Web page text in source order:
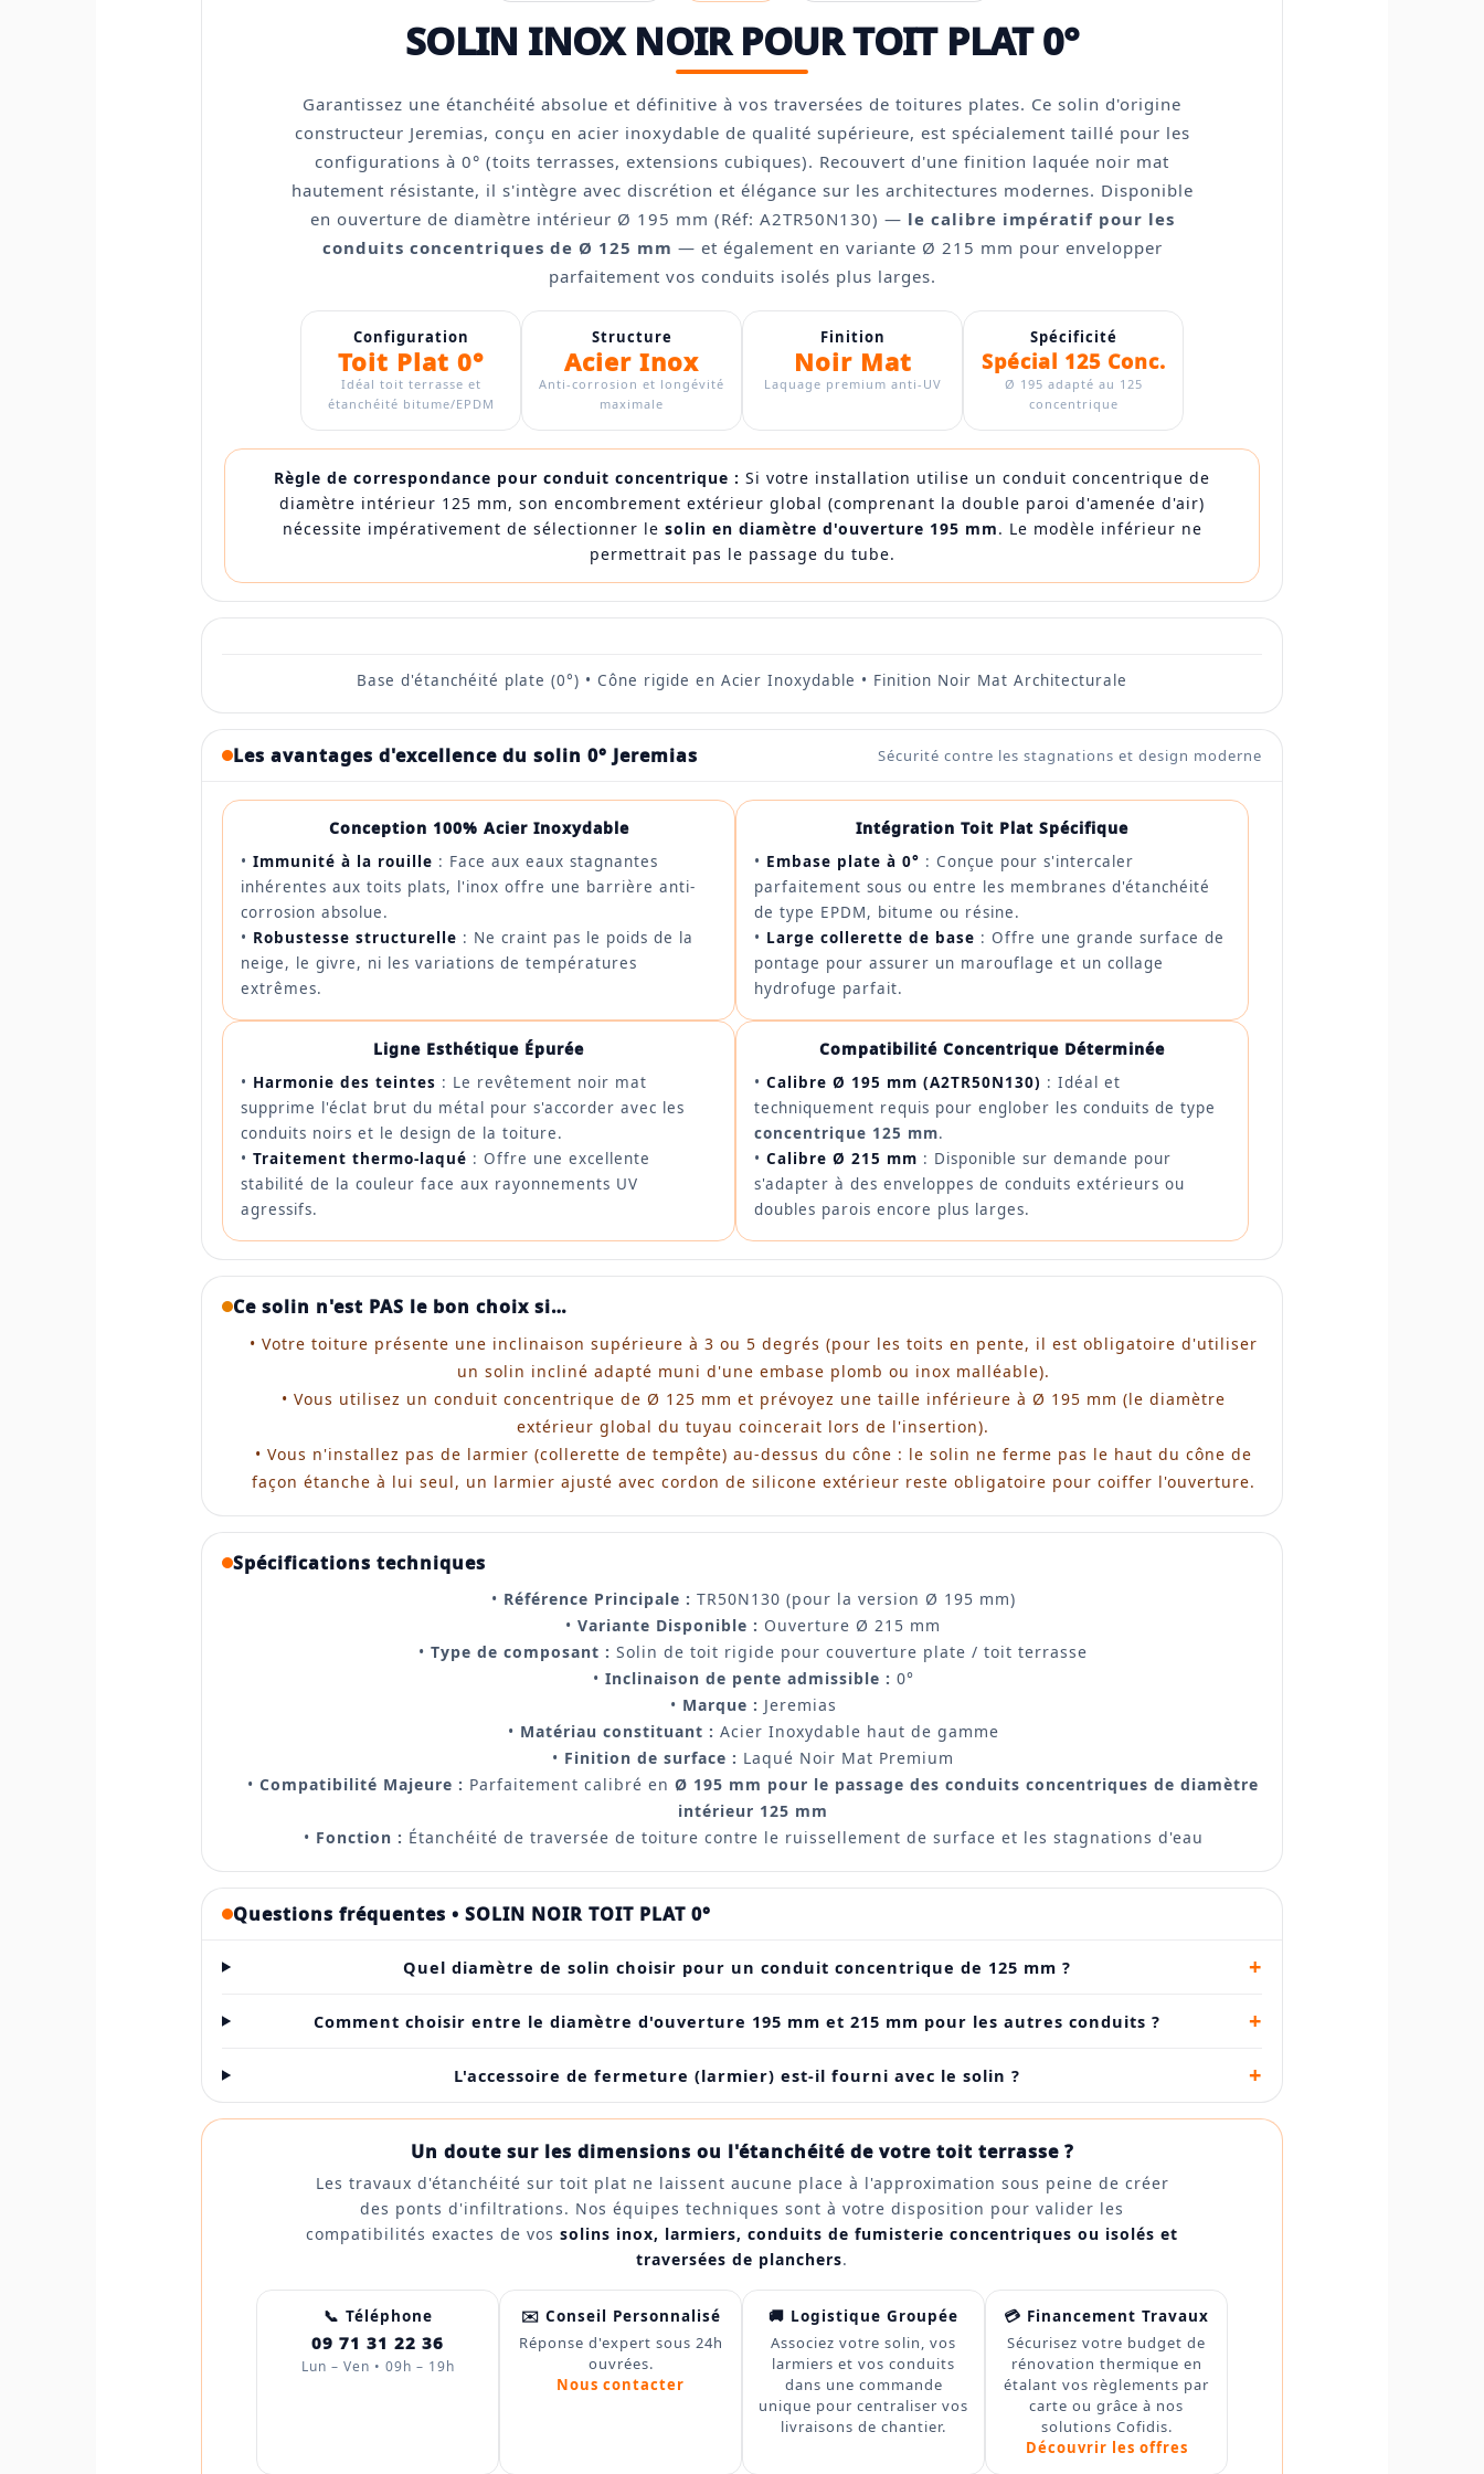
SOLIN INOX NOIR POUR TOIT PLAT 0°
Garantissez une étanchéité absolue et définitive à vos traversées de toitures plates. Ce solin d'origine
constructeur Jeremias, conçu en acier inoxydable de qualité supérieure, est spécialement taillé pour les
configurations à 0° (toits terrasses, extensions cubiques). Recouvert d'une finition laquée noir mat
hautement résistante, il s'intègre avec discrétion et élégance sur les architectures modernes. Disponible
en ouverture de diamètre intérieur Ø 195 mm (Réf: A2TR50N130) — le calibre impératif pour les
conduits concentriques de Ø 125 mm — et également en variante Ø 215 mm pour envelopper
parfaitement vos conduits isolés plus larges.
Configuration
Toit Plat 0°
Idéal toit terrasse et
étanchéité bitume/EPDM
Structure
Acier Inox
Anti-corrosion et longévité
maximale
Finition
Noir Mat
Laquage premium anti-UV
Spécificité
Spécial 125 Conc.
Ø 195 adapté au 125
concentrique
Règle de correspondance pour conduit concentrique : Si votre installation utilise un conduit concentrique de
diamètre intérieur 125 mm, son encombrement extérieur global (comprenant la double paroi d'amenée d'air)
nécessite impérativement de sélectionner le solin en diamètre d'ouverture 195 mm. Le modèle inférieur ne
permettrait pas le passage du tube.
Base d'étanchéité plate (0°) • Cône rigide en Acier Inoxydable • Finition Noir Mat Architecturale
Les avantages d'excellence du solin 0° Jeremias Sécurité contre les stagnations et design moderne
Conception 100% Acier Inoxydable
• Immunité à la rouille : Face aux eaux stagnantes
inhérentes aux toits plats, l'inox offre une barrière anti-
corrosion absolue.
• Robustesse structurelle : Ne craint pas le poids de la
neige, le givre, ni les variations de températures
extrêmes.
Intégration Toit Plat Spécifique
• Embase plate à 0° : Conçue pour s'intercaler
parfaitement sous ou entre les membranes d'étanchéité
de type EPDM, bitume ou résine.
• Large collerette de base : Offre une grande surface de
pontage pour assurer un marouflage et un collage
hydrofuge parfait.
Ligne Esthétique Épurée
• Harmonie des teintes : Le revêtement noir mat
supprime l'éclat brut du métal pour s'accorder avec les
conduits noirs et le design de la toiture.
• Traitement thermo-laqué : Offre une excellente
stabilité de la couleur face aux rayonnements UV
agressifs.
Compatibilité Concentrique Déterminée
• Calibre Ø 195 mm (A2TR50N130) : Idéal et
techniquement requis pour englober les conduits de type
concentrique 125 mm.
• Calibre Ø 215 mm : Disponible sur demande pour
s'adapter à des enveloppes de conduits extérieurs ou
doubles parois encore plus larges.
Ce solin n'est PAS le bon choix si…
• Votre toiture présente une inclinaison supérieure à 3 ou 5 degrés (pour les toits en pente, il est obligatoire d'utiliser
un solin incliné adapté muni d'une embase plomb ou inox malléable).
• Vous utilisez un conduit concentrique de Ø 125 mm et prévoyez une taille inférieure à Ø 195 mm (le diamètre
extérieur global du tuyau coincerait lors de l'insertion).
• Vous n'installez pas de larmier (collerette de tempête) au-dessus du cône : le solin ne ferme pas le haut du cône de
façon étanche à lui seul, un larmier ajusté avec cordon de silicone extérieur reste obligatoire pour coiffer l'ouverture.
Spécifications techniques
• Référence Principale : TR50N130 (pour la version Ø 195 mm)
• Variante Disponible : Ouverture Ø 215 mm
• Type de composant : Solin de toit rigide pour couverture plate / toit terrasse
• Inclinaison de pente admissible : 0°
• Marque : Jeremias
• Matériau constituant : Acier Inoxydable haut de gamme
• Finition de surface : Laqué Noir Mat Premium
• Compatibilité Majeure : Parfaitement calibré en Ø 195 mm pour le passage des conduits concentriques de diamètre
intérieur 125 mm
• Fonction : Étanchéité de traversée de toiture contre le ruissellement de surface et les stagnations d'eau
Questions fréquentes • SOLIN NOIR TOIT PLAT 0°
Quel diamètre de solin choisir pour un conduit concentrique de 125 mm ? +
Comment choisir entre le diamètre d'ouverture 195 mm et 215 mm pour les autres conduits ? +
L'accessoire de fermeture (larmier) est-il fourni avec le solin ? +
Un doute sur les dimensions ou l'étanchéité de votre toit terrasse ?
Les travaux d'étanchéité sur toit plat ne laissent aucune place à l'approximation sous peine de créer
des ponts d'infiltrations. Nos équipes techniques sont à votre disposition pour valider les
compatibilités exactes de vos solins inox, larmiers, conduits de fumisterie concentriques ou isolés et
traversées de planchers.
📞 Téléphone
09 71 31 22 36
Lun – Ven • 09h – 19h
✉️ Conseil Personnalisé
Réponse d'expert sous 24h
ouvrées.
Nous contacter
🚚 Logistique Groupée
Associez votre solin, vos
larmiers et vos conduits
dans une commande
unique pour centraliser vos
livraisons de chantier.
💳 Financement Travaux
Sécurisez votre budget de
rénovation thermique en
étalant vos règlements par
carte ou grâce à nos
solutions Cofidis.
Découvrir les offres